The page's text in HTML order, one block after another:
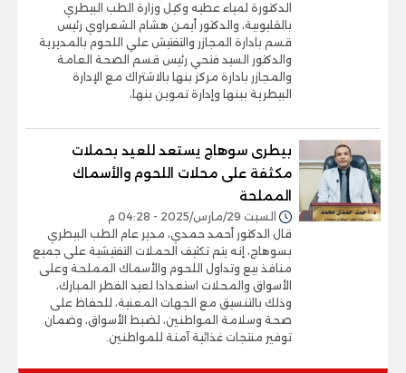
الدكتورة لمياء عطيه وكيل وزارة الطب البيطري
بالقليوبية، والدكتور أيمن هشام الشعراوي رئيس
قسم بادارة المجازر والتفتيش علي اللحوم بالمديرية
والدكتور السيد فتحي رئيس قسم الصحة العامة
والمجازر بادارة مركز بنها بالاشتراك مع الإدارة
البيطرية ببنها وإدارة تموين بنها،
بيطرى سوهاج يستعد للعيد بحملات
مكثفة على محلات اللحوم والأسماك
المملحة
السبت 29/مارس/2025 - 04:28 م
قال الدكتور أحمد حمدي، مدير عام الطب البيطري
بسوهاج، إنه يتم تكثيف الحملات التفتيشية على جميع
منافذ بيع وتداول اللحوم والأسماك المملحة وعلى
الأسواق والمحلات استعدادا لعيد الفطر المبارك،
وذلك بالتنسيق مع الجهات المعنية، للحفاظ على
صحة وسلامة المواطنين، لضبط الأسواق، وضمان
توفير منتجات غذائية آمنة للمواطنين.